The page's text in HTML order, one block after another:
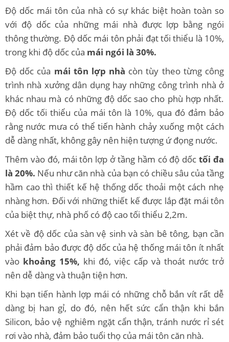
Độ dốc mái tôn của nhà có sự khác biệt hoàn toàn so
với độ dốc của những mái nhà được lợp bằng ngói
thông thường. Độ dốc mái tôn phải đạt tối thiểu là 10%,
trong khi độ dốc của mái ngói là 30%.
Độ dốc của mái tôn lợp nhà còn tùy theo từng công
trình nhà xưởng dân dụng hay những công trình nhà ở
khác nhau mà có những độ dốc sao cho phù hợp nhất.
Độ dốc tối thiểu của mái tôn là 10%, qua đó đảm bảo
rằng nước mưa có thể tiến hành chảy xuống một cách
dễ dàng nhất, không gây nên hiện tượng ứ đọng nước.
Thêm vào đó, mái tôn lợp ở tầng hầm có độ dốc tối đa
là 20%. Nếu như căn nhà của bạn có chiều sâu của tầng
hầm cao thì thiết kế hệ thống dốc thoải một cách nhẹ
nhàng hơn. Đối với những thiết kế được lắp đặt mái tôn
của biệt thự, nhà phố có độ cao tối thiểu 2,2m.
Xét về độ dốc của sàn vệ sinh và sàn bê tông, bạn cần
phải đảm bảo được độ dốc của hệ thống mái tôn ít nhất
vào khoảng 15%, khi đó, việc cấp và thoát nước trở
nên dễ dàng và thuận tiện hơn.
Khi bạn tiến hành lợp mái có những chỗ bắn vít rất dễ
dàng bị han gỉ, do đó, nên hết sức cẩn thận khi bắn
Silicon, bảo vệ nghiêm ngặt cẩn thận, tránh nước rỉ sét
rơi vào nhà, đảm bảo tuổi thọ của mái tôn căn nhà.